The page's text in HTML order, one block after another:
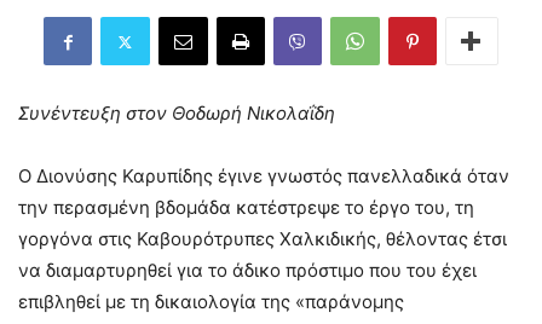
Συνέντευξη στον Θοδωρή Νικολαΐδη
Ο Διονύσης Καρυπίδης έγινε γνωστός πανελλαδικά όταν
την περασμένη βδομάδα κατέστρεψε το έργο του, τη
γοργόνα στις Καβουρότρυπες Χαλκιδικής, θέλοντας έτσι
να διαμαρτυρηθεί για το άδικο πρόστιμο που του έχει
επιβληθεί με τη δικαιολογία της «παράνομης